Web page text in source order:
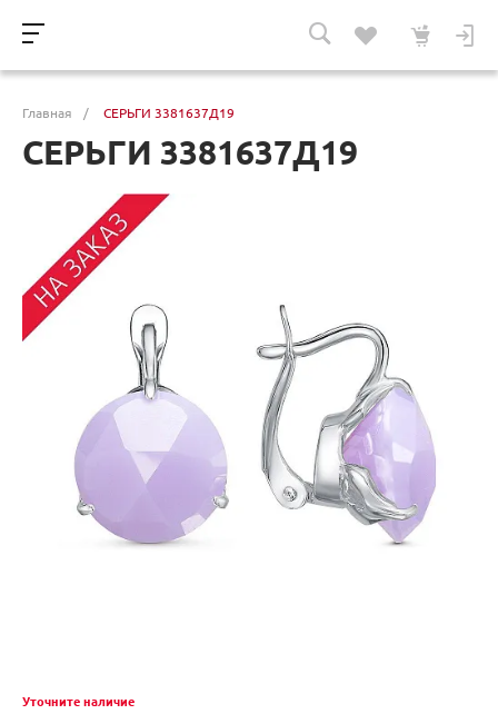
Главная / СЕРЬГИ 3381637Д19
СЕРЬГИ 3381637Д19
Уточните наличие